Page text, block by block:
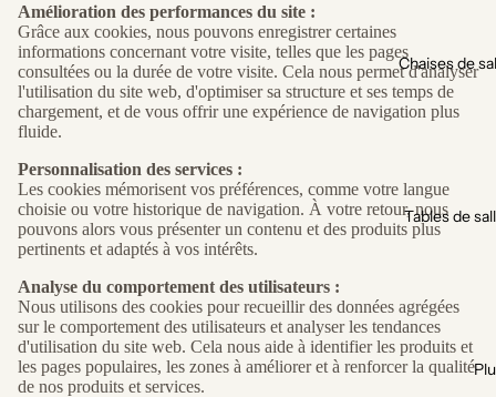
Chaises de
Tables de
Amélioration des performances du site :
Grâce aux cookies, nous pouvons enregistrer certaines
informations concernant votre visite, telles que les pages
consultées ou la durée de votre visite. Cela nous permet d'analyser
l'utilisation du site web, d'optimiser sa structure et ses temps de
chargement, et de vous offrir une expérience de navigation plus
fluide.
Personnalisation des services :
Les cookies mémorisent vos préférences, comme votre langue
choisie ou votre historique de navigation. À votre retour, nous
pouvons alors vous présenter un contenu et des produits plus
pertinents et adaptés à vos intérêts.
Analyse du comportement des utilisateurs :
Nous utilisons des cookies pour recueillir des données agrégées
sur le comportement des utilisateurs et analyser les tendances
d'utilisation du site web. Cela nous aide à identifier les produits et
les pages populaires, les zones à améliorer et à renforcer la qualité
de nos produits et services.